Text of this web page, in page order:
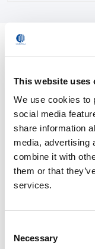
This website uses
We use cookies to
social media
share information
media, advertising
combine it with
them or that
services.
Selection
Necessary
PDF format
Comau, entreprise
ans d’expérience
les entreprises de
secteurs
Grâce à son
développement de
utiliser, Comau
à la construction
l’électromobilité,
L’offre de